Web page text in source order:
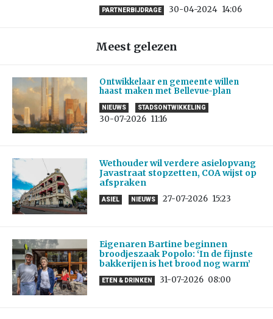
PARTNERBIJDRAGE 30-04-2024 14:06
Meest gelezen
Ontwikkelaar en gemeente willen
haast maken met Bellevue-plan
NIEUWS STADSONTWIKKELING
30-07-2026 11:16
Wethouder wil verdere asielopvang
Javastraat stopzetten, COA wijst op
afspraken
ASIEL NIEUWS 27-07-2026 15:23
Eigenaren Bartine beginnen
broodjeszaak Popolo: ‘In de fijnste
bakkerijen is het brood nog warm’
ETEN & DRINKEN 31-07-2026 08:00